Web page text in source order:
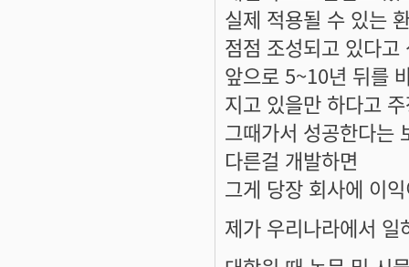
실제 적용될 수 있는
점점 조성되고 있다
앞으로 5~10년 뒤를
지고 있을만 하다고
그때가서 성공한다는
다른걸 개발하면
그게 당장 회사에 이
제가 우리나라에서